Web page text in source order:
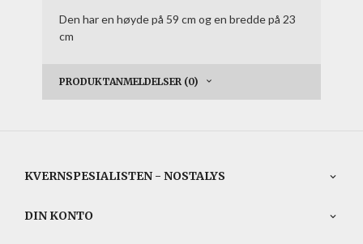
Den har en høyde på 59 cm og en bredde på 23
cm
PRODUKTANMELDELSER (0)
KVERNSPESIALISTEN - NOSTALYS
DIN KONTO